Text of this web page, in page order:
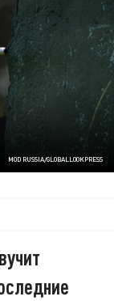
MOD RUSSIA/GLOBALLOOKPRESS